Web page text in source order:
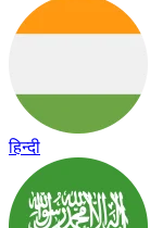
हिन्दी